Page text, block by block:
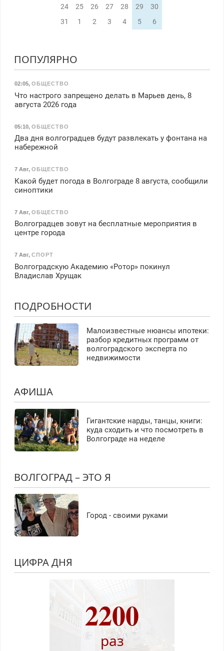
24 25 26 27 28 29
30
31
1 2 3 4 5 6
ПОПУЛЯРНО
02:05, ОБЩЕСТВО
Что настрого запрещено делать в Марьев день, 8
августа 2026 года
05:10, ОБЩЕСТВО
Два дня волгоградцев будут развлекать у фонтана на
набережной
7 Авг, ОБЩЕСТВО
Какой будет погода в Волгограде 8 августа, сообщили
синоптики
7 Авг, ОБЩЕСТВО
Волгоградцев зовут на бесплатные мероприятия в
центре города
7 Авг, СПОРТ
Волгоградскую Академию «Ротор» покинул
Владислав Хрущак
ПОДРОБНОСТИ
Малоизвестные нюансы ипотеки:
разбор кредитных программ от
волгоградского эксперта по
недвижимости
АФИША
Гигантские нарды, танцы, книги:
куда сходить и что посмотреть в
Волгограде на неделе
ВОЛГОГРАД – ЭТО Я
Город - своими руками
ЦИФРА ДНЯ
2200
раз